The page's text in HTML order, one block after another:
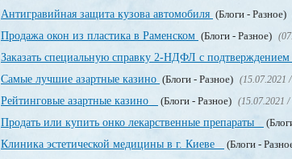
Антигравийная защита кузова автомобиля (Блоги - Разное)
Продажа окон из пластика в Раменском (Блоги - Разное)
Заказать специальную справку 2-НДФЛ с подтверждением
Самые лучшие азартные казино (Блоги - Разное) (15.07.2021
Рейтинговые азартные казино (Блоги - Разное) (15.07.2021
Продать или купить онко лекарственные препараты
Клиника эстетической медицины в г. Киеве (Блоги -